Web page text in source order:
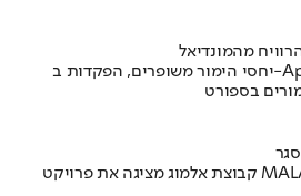
מהמונדיאל
בספורט
קבוצת אלמוג מציגה את פרויקט MALA: מגדלי הפרימיום האחרונים